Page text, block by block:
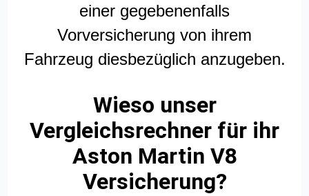
einer gegebenenfalls
Vorversicherung von ihrem
Fahrzeug diesbezüglich anzugeben.
Wieso unser
Vergleichsrechner für ihr
Aston Martin V8
Versicherung?